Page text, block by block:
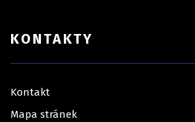
KONTAKTY
Kontakt
Mapa stránek